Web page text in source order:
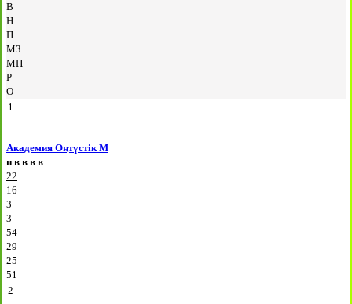
В
Н
П
МЗ
МП
Р
О
1
Академия Оңтүстік М
п в в в в
22
16
3
3
54
29
25
51
2